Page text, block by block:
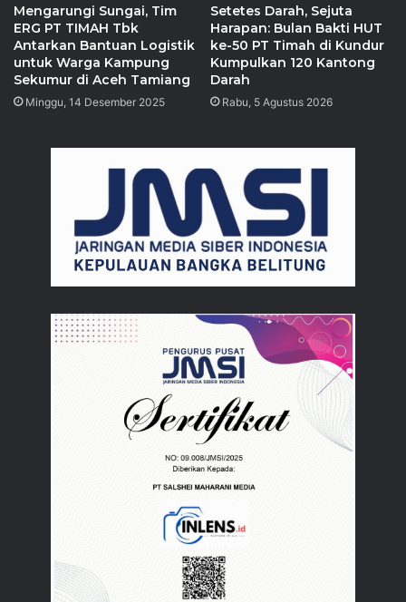
Mengarungi Sungai, Tim
ERG PT TIMAH Tbk
Antarkan Bantuan Logistik
untuk Warga Kampung
Sekumur di Aceh Tamiang
Minggu, 14 Desember 2025
Setetes Darah, Sejuta
Harapan: Bulan Bakti HUT
ke-50 PT Timah di Kundur
Kumpulkan 120 Kantong
Darah
Rabu, 5 Agustus 2026